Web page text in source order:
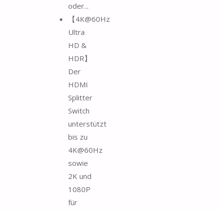
oder...
【4K@60Hz
Ultra
HD &
HDR】
Der
HDMI
Splitter
Switch
unterstützt
bis zu
4K@60Hz
sowie
2K und
1080P
für